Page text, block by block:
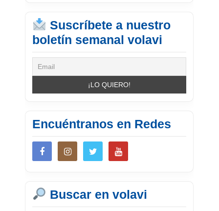
Suscríbete a nuestro
boletín semanal volavi
Encuéntranos en Redes
Buscar en volavi